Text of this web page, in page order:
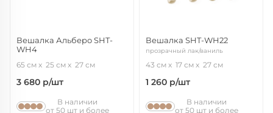
Вешалка Альберо SHT-
WH4
65 см 25 см 27 см
3 680 р/шт
В наличии
от 50 шт и более
Вешалка SHT-WH22
прозрачный лак/ваниль
43 см 17 см 27 см
1 260 р/шт
В наличии
от 50 шт и более